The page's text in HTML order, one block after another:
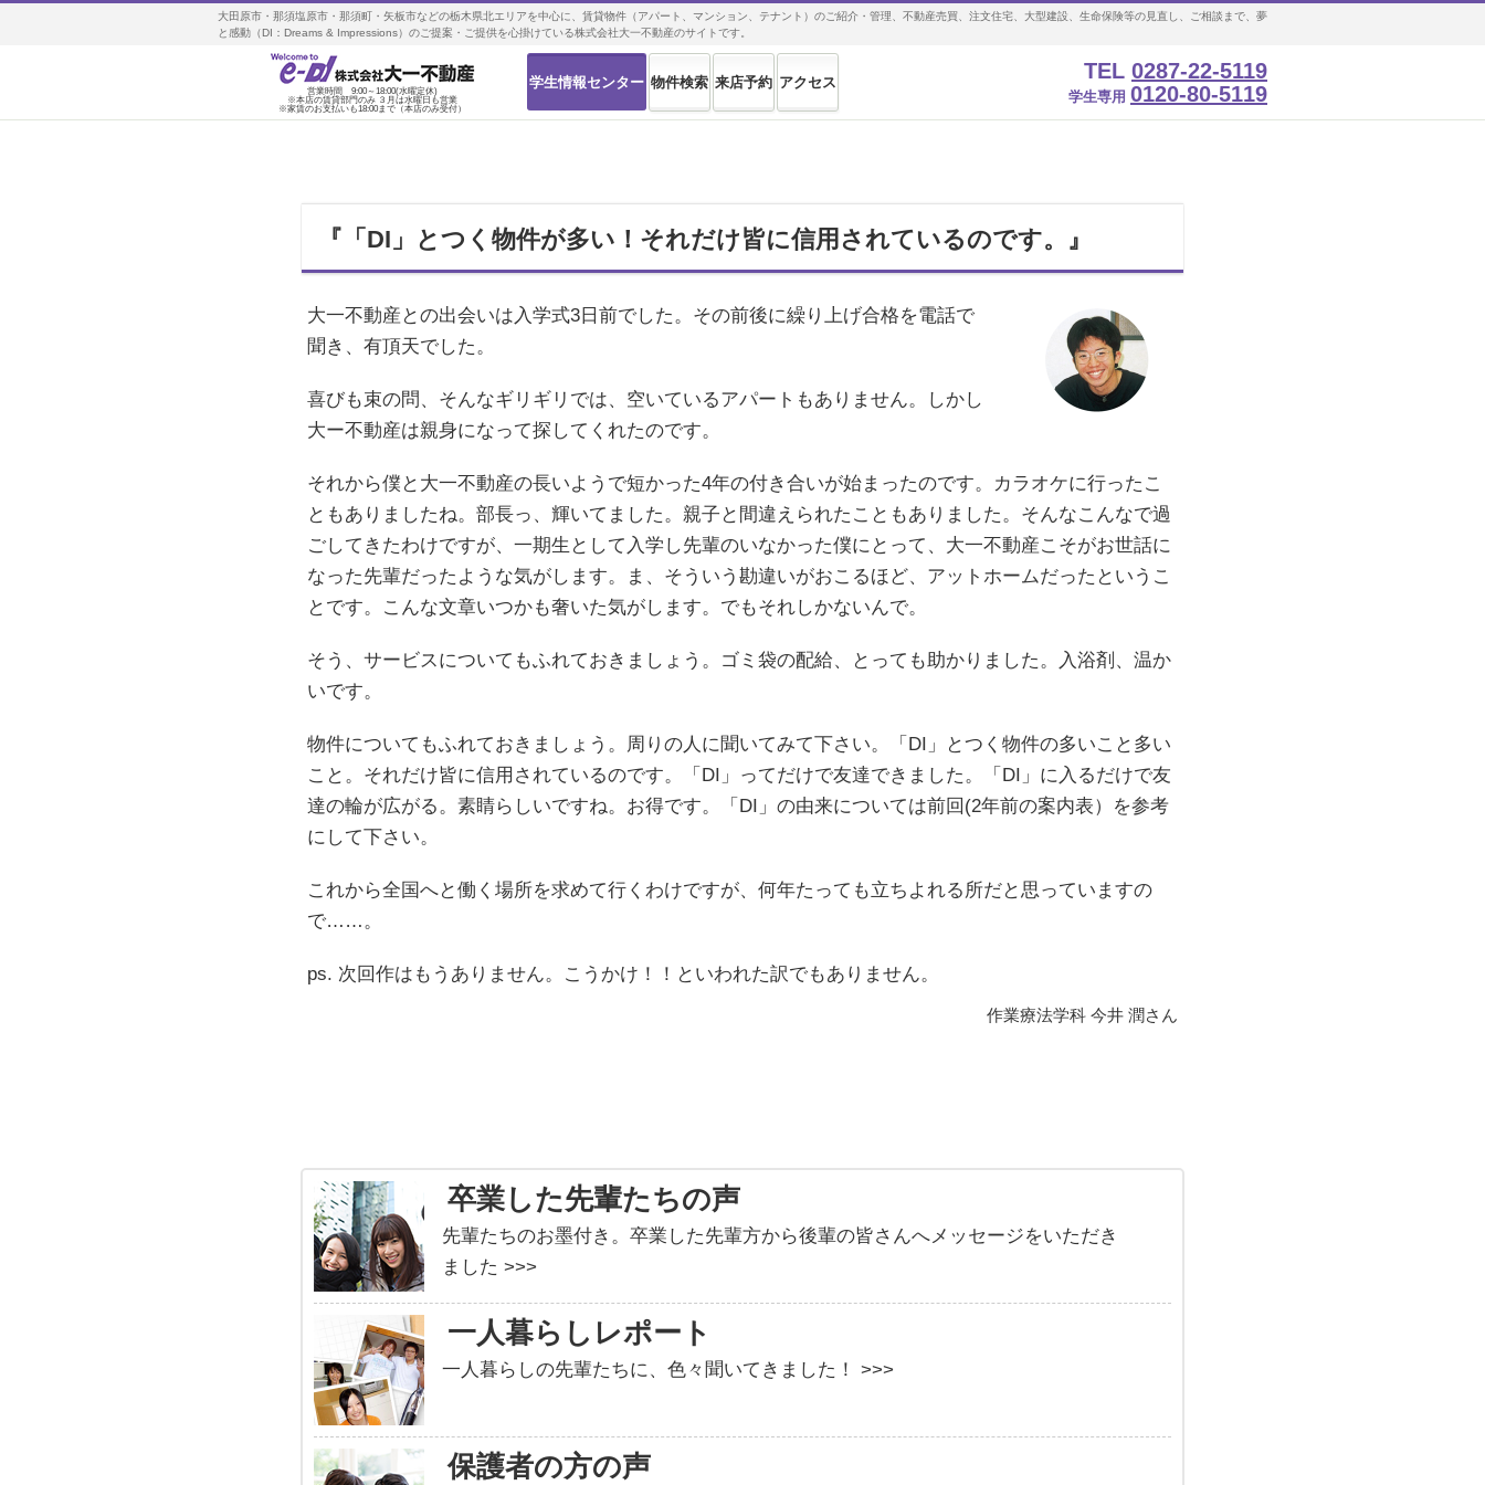
大田原市・那須塩原市・那須町・矢板市などの栃木県北エリアを中心に、賃貸物件（アパート、マンション、テナント）のご紹介・管理、不動産売買、注文住宅、大型建設、生命保険等の見直し、ご相談まで、夢
と感動（DI：Dreams & Impressions）のご提案・ご提供を心掛けている株式会社大一不動産のサイトです。
営業時間 9:00～18:00(水曜定休)
※本店の賃貸部門のみ ３月は水曜日も営業
※家賃のお支払いも18:00まで（本店のみ受付）
TEL 0287-22-5119
学生専用 0120-80-5119
学生情報センター 物件検索 来店予約 アクセス
『「DI」とつく物件が多い！それだけ皆に信用されているのです。』
大一不動産との出会いは入学式3日前でした。その前後に繰り上げ合格を電話で
聞き、有頂天でした。
喜びも束の問、そんなギリギリでは、空いているアパートもありません。しかし
大ー不動産は親身になって探してくれたのです。
それから僕と大一不動産の長いようで短かった4年の付き合いが始まったのです。カラオケに行ったこ
ともありましたね。部長っ、輝いてました。親子と間違えられたこともありました。そんなこんなで過
ごしてきたわけですが、一期生として入学し先輩のいなかった僕にとって、大一不動産こそがお世話に
なった先輩だったような気がします。ま、そういう勘違いがおこるほど、アットホームだったというこ
とです。こんな文章いつかも奢いた気がします。でもそれしかないんで。
そう、サービスについてもふれておきましょう。ゴミ袋の配給、とっても助かりました。入浴剤、温か
いです。
物件についてもふれておきましょう。周りの人に聞いてみて下さい。「DI」とつく物件の多いこと多い
こと。それだけ皆に信用されているのです。「DI」ってだけで友達できました。「DI」に入るだけで友
達の輪が広がる。素睛らしいですね。お得です。「DI」の由来については前回(2年前の案内表）を参考
にして下さい。
これから全国へと働く場所を求めて行くわけですが、何年たっても立ちよれる所だと思っていますの
で……。
ps. 次回作はもうありません。こうかけ！！といわれた訳でもありません。
作業療法学科 今井 潤さん
卒業した先輩たちの声
先輩たちのお墨付き。卒業した先輩方から後輩の皆さんへメッセージをいただき
ました >>>
一人暮らしレポート
一人暮らしの先輩たちに、色々聞いてきました！ >>>
保護者の方の声